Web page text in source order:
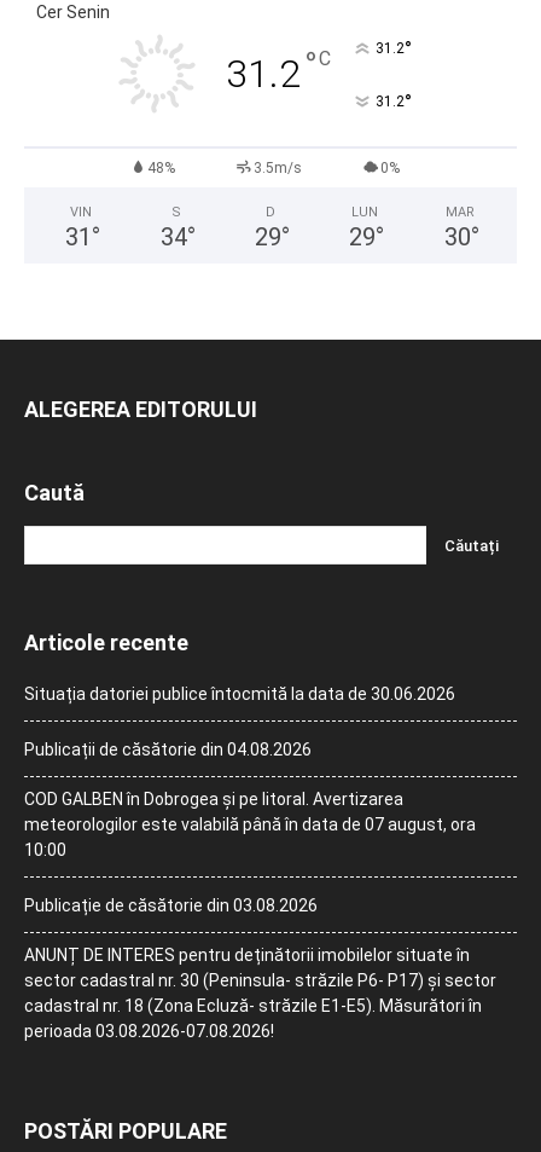
Cer Senin
31.2°C 31.2°
31.2°
48% 3.5m/s 0%
VIN
31 °
S
34°
D
29°
LUN
29°
MAR
30°
ALEGEREA EDITORULUI
Caută
Articole recente
Situația datoriei publice întocmită la data de 30.06.2026
Publicații de căsătorie din 04.08.2026
COD GALBEN în Dobrogea și pe litoral. Avertizarea
meteorologilor este valabilă până în data de 07 august, ora
10:00
Publicație de căsătorie din 03.08.2026
ANUNȚ DE INTERES pentru deținătorii imobilelor situate în
sector cadastral nr. 30 (Peninsula- străzile P6- P17) și sector
cadastral nr. 18 (Zona Ecluză- străzile E1-E5). Măsurători în
perioada 03.08.2026-07.08.2026!
POSTĂRI POPULARE